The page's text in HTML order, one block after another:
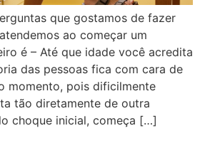
que gostamos de fazer
ao começar um
é – Até que idade você acredita
das pessoas fica com cara de
momento, pois dificilmente
tão diretamente de outra
choque inicial, começa […]